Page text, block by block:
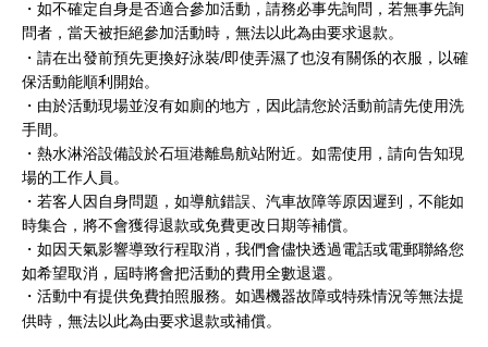
・如不確定自身是否適合參加活動，請務必事先詢問，若無事先詢
問者，當天被拒絕參加活動時，無法以此為由要求退款。
・請在出發前預先更換好泳裝/即使弄濕了也沒有關係的衣服，以確
保活動能順利開始。
・由於活動現場並沒有如廁的地方，因此請您於活動前請先使用洗
手間。
・熱水淋浴設備設於石垣港離島航站附近。如需使用，請向告知現
場的工作人員。
・若客人因自身問題，如導航錯誤、汽車故障等原因遲到，不能如
時集合，將不會獲得退款或免費更改日期等補償。
・如因天氣影響導致行程取消，我們會儘快透過電話或電郵聯絡您
如希望取消，屆時將會把活動的費用全數退還。
・ 活動中有提供免費拍照服務。如遇機器故障或特殊情況等無法提
供時，無法以此為由要求退款或補償。